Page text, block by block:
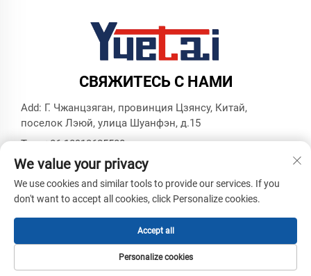
СВЯЖИТЕСЬ С НАМИ
Add: Г. Чжанцзяган, провинция Цзянсу, Китай,
поселок Лэюй, улица Шуанфэн, д.15
Тел.:+86 18913625580
E-mail: [email protected]
Политика конфиденциальности
We value your privacy
We use cookies and similar tools to provide our services. If you
don't want to accept all cookies, click Personalize cookies.
Personalize cookies
Accept all